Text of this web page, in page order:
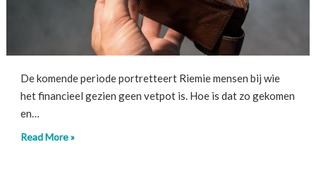
De komende periode portretteert Riemie mensen bij wie
het financieel gezien geen vetpot is. Hoe is dat zo gekomen
en…
Read More »